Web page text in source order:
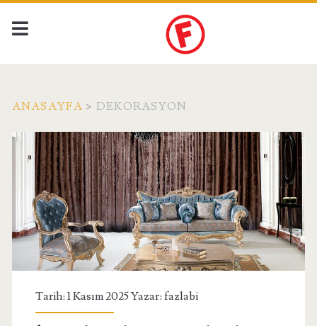
ANASAYFA > DEKORASYON
Kategori:
<span>Dekorasyon</
Tarih: 1 Kasım 2025 Yazar: fazlabi